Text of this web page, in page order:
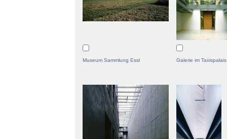
Museum Sammlung Essl Galerie im Taxispalais